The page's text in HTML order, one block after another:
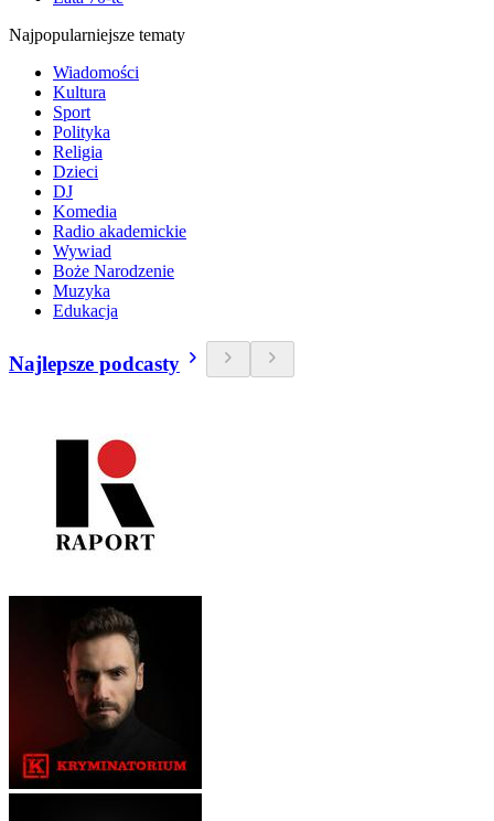
Najpopularniejsze tematy
Wiadomości
Kultura
Sport
Polityka
Religia
Dzieci
DJ
Komedia
Radio akademickie
Wywiad
Boże Narodzenie
Muzyka
Edukacja
Najlepsze podcasty